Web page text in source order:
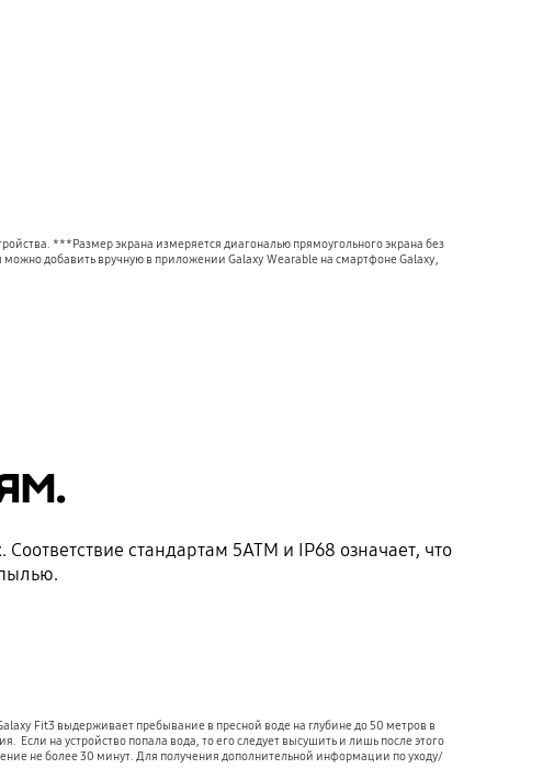
***Размер экрана измеряется диагональю прямоугольного экрана без
добавить вручную в приложении Galaxy Wearable на смартфоне Galaxy,
стандартам 5ATM и IP68 означает, что
Fit3 выдерживает пребывание в пресной воде на глубине до 50 метров в
Если на устройство попала вода, то его следует высушить и лишь после этого
не более 30 минут. Для получения дополнительной информации по уходу/